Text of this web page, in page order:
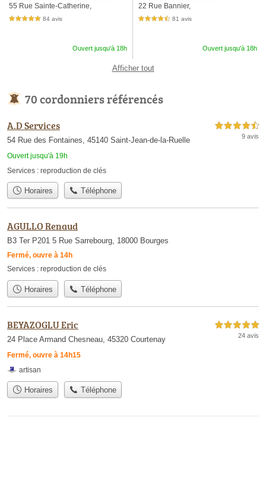
55 Rue Sainte-Catherine,
5,0 étoiles sur 5 84 avis
Ouvert jusqu'à 18h
22 Rue Bannier,
4,5 étoiles sur 5 81 avis
Ouvert jusqu'à 18h
Afficher tout
70 cordonniers référencés
A.D Services
54 Rue des Fontaines, 45140 Saint-Jean-de-la-Ruelle
Ouvert jusqu'à 19h
4,5 étoiles sur 5
9 avis
Services : reproduction de clés
Horaires Téléphone
AGULLO Renaud
B3 Ter P201 5 Rue Sarrebourg, 18000 Bourges
Fermé, ouvre à 14h
Services : reproduction de clés
Horaires Téléphone
BEYAZOGLU Eric
24 Place Armand Chesneau, 45320 Courtenay
Fermé, ouvre à 14h15
5,0 étoiles sur 5
24 avis
artisan
Horaires Téléphone